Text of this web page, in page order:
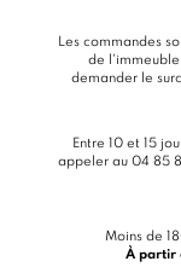
Les commandes
de
demander le
Entre 10 et 15
appeler au 04 85
Moins de
À partir